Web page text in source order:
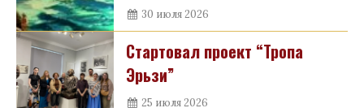
30 июля 2026
Стартовал проект “Тропа
Эрьзи”
25 июля 2026